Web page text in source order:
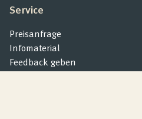
Service
Preisanfrage
Infomaterial
Feedback geben
Produktberatung